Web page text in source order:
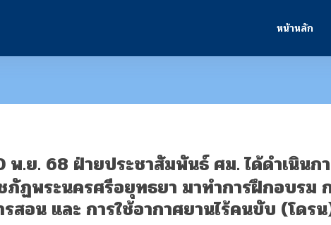
หน้าหลัก
พ.ย. 68 ฝ่ายประชาสัมพันธ์ ศม. ได้ดำเนิน
ฏพระนครศรีอยุทธยา มาทำการฝึกอบรม
สอน และ การใช้อากาศยานไร้คนขับ (โดร